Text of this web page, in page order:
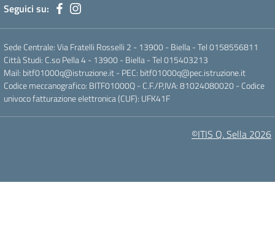
Seguici su:
Sede Centrale: Via Fratelli Rosselli 2 - 13900 - Biella - Tel 0158556811
Città Studi: C.so Pella 4 - 13900 - Biella - Tel 015403213
Mail: bitf01000q@istruzione.it- PEC: bitf01000q@pec.istruzione.it
Codice meccanografico: BITF01000Q - C.F./P,IVA: 81024080020 - Codice
univoco fatturazione elettronica (CUF): UFK41F
©ITIS Q. Sella 2026